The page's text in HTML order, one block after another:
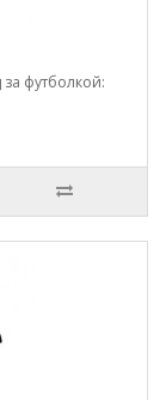
футболкой: